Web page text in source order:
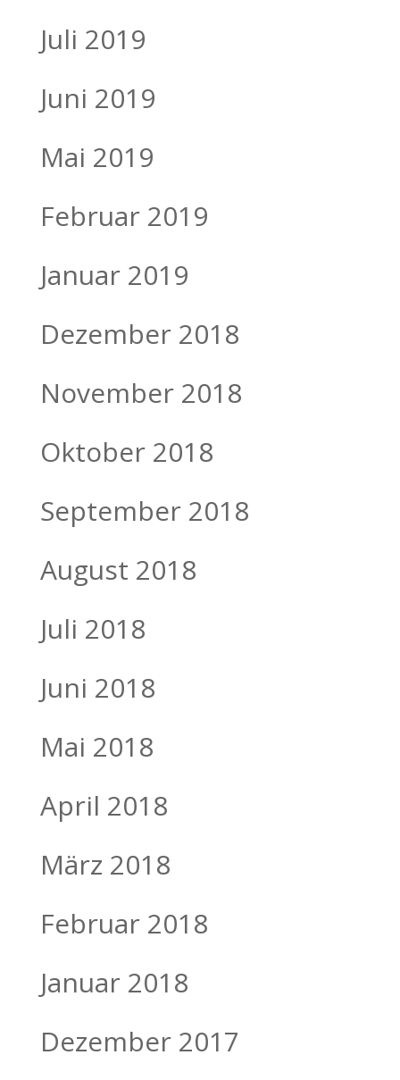
Juli 2019
Juni 2019
Mai 2019
Februar 2019
Januar 2019
Dezember 2018
November 2018
Oktober 2018
September 2018
August 2018
Juli 2018
Juni 2018
Mai 2018
April 2018
März 2018
Februar 2018
Januar 2018
Dezember 2017